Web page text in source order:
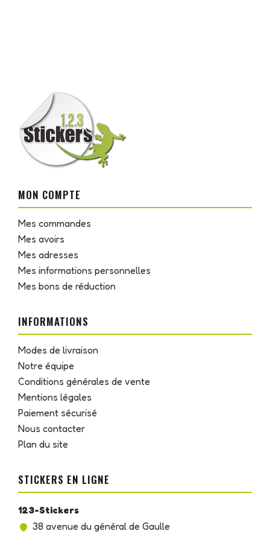
MON COMPTE
Mes commandes
Mes avoirs
Mes adresses
Mes informations personnelles
Mes bons de réduction
INFORMATIONS
Modes de livraison
Notre équipe
Conditions générales de vente
Mentions légales
Paiement sécurisé
Nous contacter
Plan du site
STICKERS EN LIGNE
123-Stickers
38 avenue du général de Gaulle